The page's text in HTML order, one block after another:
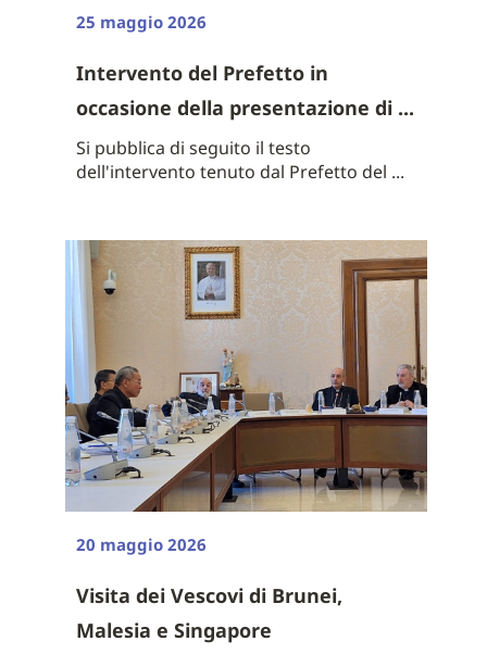
25 maggio 2026
Intervento del Prefetto in
occasione della presentazione di ...
Si pubblica di seguito il testo
dell'intervento tenuto dal Prefetto del ...
20 maggio 2026
Visita dei Vescovi di Brunei,
Malesia e Singapore